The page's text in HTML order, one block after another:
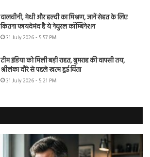
दालचीनी, मेथी और हल्दी का मिश्रण, जानें सेहत के लिए
कितना फायदेमंद है ये नेचुरल कॉम्बिनेशन
31 July 2026 - 5:57 PM
टीम इंडिया को मिली बड़ी राहत, बुमराह की वापसी तय,
श्रीलंका दौरे से पहले खत्म हुई चिंता
31 July 2026 - 5:21 PM